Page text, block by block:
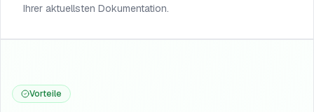
Ihrer aktuellsten Dokumentation.
Vorteile